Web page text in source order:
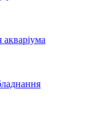
акваріума